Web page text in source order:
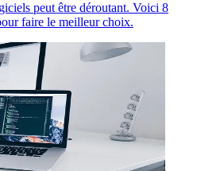
peut être déroutant. Voici 8
faire le meilleur choix.